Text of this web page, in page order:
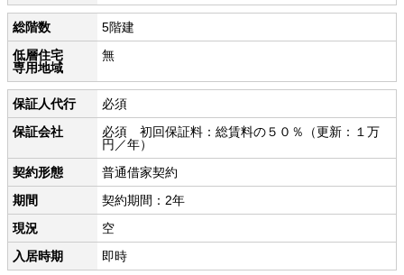
総階数
5階建
低層住宅
専用地域
無
保証人代行
必須
保証会社
必須 初回保証料：総賃料の５０％（更新：１万
円／年）
契約形態
普通借家契約
期間
契約期間：2年
現況
空
入居時期
即時